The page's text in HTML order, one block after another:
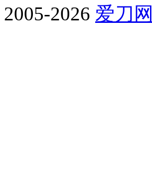
2005-2026 爱刀网